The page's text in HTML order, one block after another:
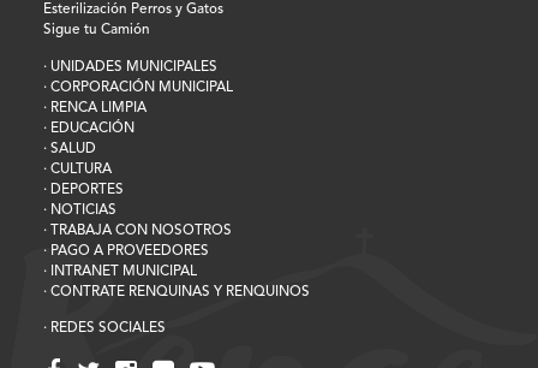
Esterilización Perros y Gatos
Sigue tu Camión
· UNIDADES MUNICIPALES
· CORPORACIÓN MUNICIPAL
· RENCA LIMPIA
· EDUCACIÓN
· SALUD
· CULTURA
· DEPORTES
· NOTICIAS
· TRABAJA CON NOSOTROS
· PAGO A PROVEEDORES
· INTRANET MUNICIPAL
· CONTRATE RENQUINAS Y RENQUINOS
· REDES SOCIALES